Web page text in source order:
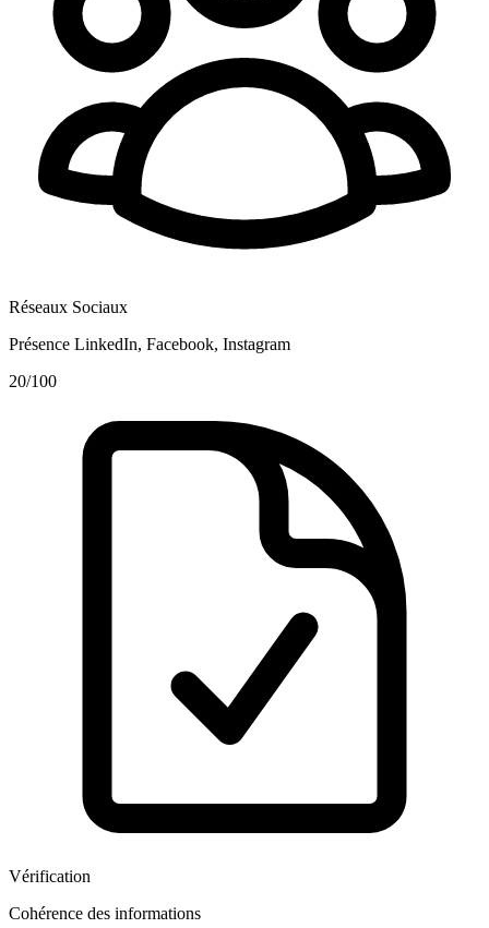
Réseaux Sociaux
Présence LinkedIn, Facebook, Instagram
20/100
Vérification
Cohérence des informations